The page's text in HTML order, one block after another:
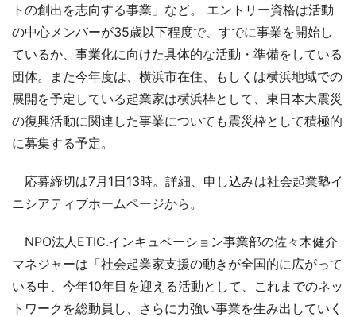
トの創出を志向する事業」など。 エントリー資格は活動
の中心メンバーが35歳以下程度で、すでに事業を開始し
ているか、事業化に向けた具体的な活動・準備をしている
団体。また今年度は、横浜市在住、もしくは横浜地域での
展開を予定している起業家は横浜枠として、東日本大震災
の復興活動に関連した事業についても震災枠として積極的
に募集する予定。
応募締切は7月1日13時。詳細、申し込みは社会起業塾イ
ニシアティブホームページから。
NPO法人ETIC.インキュベーション事業部の佐々木健介
マネジャーは「社会起業家支援の動きが全国的に広がって
いる中、今年10年目を迎える活動として、これまでのネッ
トワークを総動員し、さらに力強い事業を生み出していく